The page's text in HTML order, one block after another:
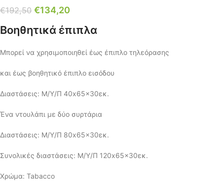
€192,50 €134,20
Βοηθητικά έπιπλα
Μπορεί να χρησιμοποιηθεί έως έπιπλο τηλεόρασης
και έως βοηθητικό έπιπλο εισόδου
Διαστάσεις: Μ/Υ/Π 40x65x30εκ.
Ένα ντουλάπι με δύο συρτάρια
Διαστάσεις: Μ/Υ/Π 80x65x30εκ.
Συνολικές διαστάσεις: Μ/Υ/Π 120x65x30εκ.
Χρώμα: Tabacco